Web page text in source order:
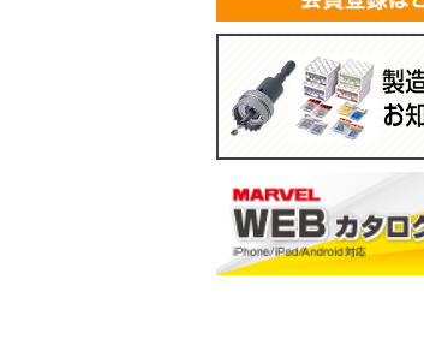
パーツボックス
電工バケツ
ケーブルタイホルダー
マルチポーチ
小判型ポケット